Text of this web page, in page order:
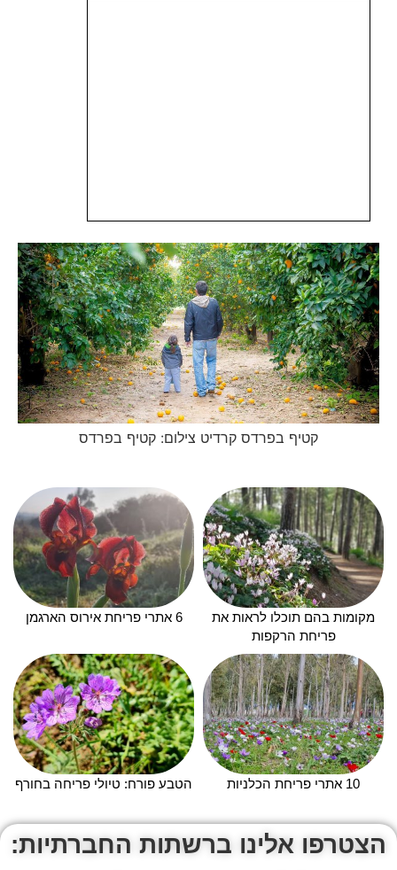
קטיף בפרדס קרדיט צילום: קטיף בפרדס
מקומות בהם תוכלו לראות את
פריחת הרקפות
6 אתרי פריחת אירוס הארגמן
10 אתרי פריחת הכלניות הטבע פורח: טיולי פריחה בחורף
הצטרפו אלינו ברשתות החברתיות: